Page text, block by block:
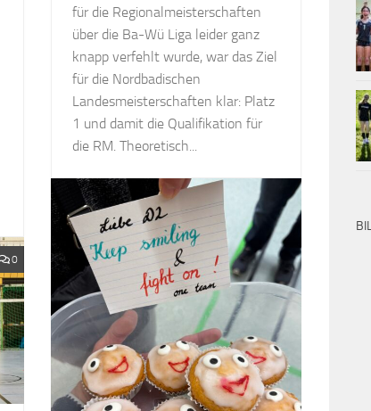
für die Regionalmeisterschaften
über die Ba-Wü Liga leider ganz
knapp verfehlt wurde, war das Ziel
für die Nordbadischen
Landesmeisterschaften klar: Platz
1 und damit die Qualifikation für
die RM. Theoretisch...
0